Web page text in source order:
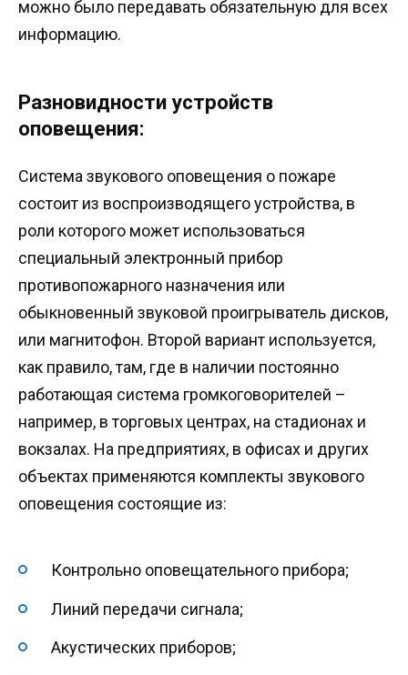
можно было передавать обязательную для всех
информацию.
Разновидности устройств
оповещения:
Система звукового оповещения о пожаре
состоит из воспроизводящего устройства, в
роли которого может использоваться
специальный электронный прибор
противопожарного назначения или
обыкновенный звуковой проигрыватель дисков,
или магнитофон. Второй вариант используется,
как правило, там, где в наличии постоянно
работающая система громкоговорителей –
например, в торговых центрах, на стадионах и
вокзалах. На предприятиях, в офисах и других
объектах применяются комплекты звукового
оповещения состоящие из:
Контрольно оповещательного прибора;
Линий передачи сигнала;
Акустических приборов;